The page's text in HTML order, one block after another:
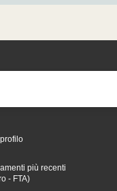
più recenti
- FTA)